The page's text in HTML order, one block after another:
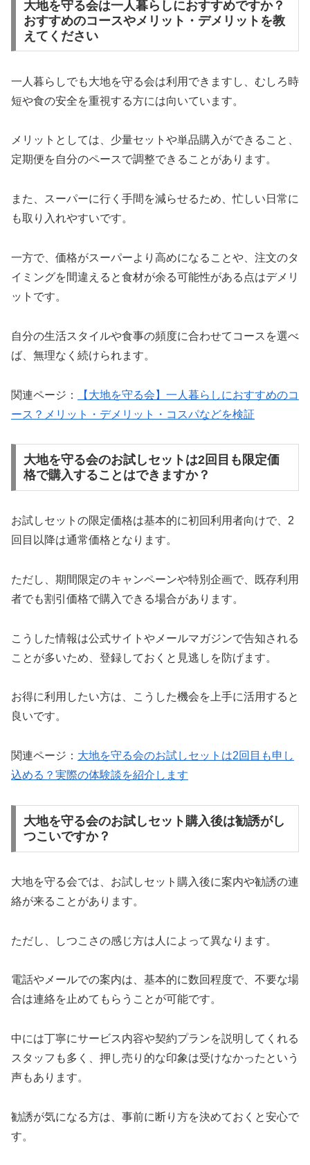
大地を守る会は一人暮らしにおすすめですか？
おすすめのコースやメリット・デメリットを教
えてください
一人暮らしでも大地を守る会は利用できますし、むしろ時
短や食の安全を重視する方には向いています。
メリットとしては、少量セットや単品購入ができること、
定期便を自分のペースで調整できることがあります。
また、スーパーに行く手間を減らせるため、忙しい日常に
も取り入れやすいです。
一方で、価格がスーパーより高めになることや、注文のタ
イミングを間違えると食材が余る可能性がある点はデメリ
ットです。
自分の生活スタイルや食事の頻度に合わせてコースを選べ
ば、無理なく続けられます。
関連ページ：
【大地を守る会】一人暮らしにおすすめのコ
ース？メリット・デメリット・コスパなどを検証
大地を守る会のお試しセットは2回目も限定価
格で購入することはできますか？
お試しセットの限定価格は基本的に初回利用者向けで、2
回目以降は通常価格となります。
ただし、期間限定のキャンペーンや特別企画で、既存利用
者でも割引価格で購入できる場合があります。
こうした情報は公式サイトやメールマガジンで告知される
ことが多いため、登録しておくと見逃しを防げます。
お得に利用したい方は、こうした機会を上手に活用すると
良いです。
関連ページ： 大地を守る会のお試しセットは2回目も申し
込める？実際の体験談を紹介します
大地を守る会のお試しセット購入後は勧誘がし
つこいですか？
大地を守る会では、お試しセット購入後に案内や勧誘の連
絡が来ることがあります。
ただし、しつこさの感じ方は人によって異なります。
電話やメールでの案内は、基本的に数回程度で、不要な場
合は連絡を止めてもらうことが可能です。
中には丁寧にサービス内容や契約プランを説明してくれる
スタッフも多く、押し売り的な印象は受けなかったという
声もあります。
勧誘が気になる方は、事前に断り方を決めておくと安心で
す。